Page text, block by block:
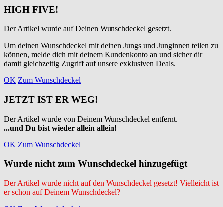
HIGH FIVE!
Der Artikel wurde auf Deinen Wunschdeckel gesetzt.
Um deinen Wunschdeckel mit deinen Jungs und Junginnen teilen zu
können, melde dich mit deinem Kundenkonto an und sicher dir
damit gleichzeitig Zugriff auf unsere exklusiven Deals.
OK Zum Wunschdeckel
JETZT IST ER WEG!
Der Artikel wurde von Deinem Wunschdeckel entfernt.
...und Du bist wieder allein allein!
OK Zum Wunschdeckel
Wurde nicht zum Wunschdeckel hinzugefügt
Der Artikel wurde nicht auf den Wunschdeckel gesetzt! Vielleicht ist
er schon auf Deinem Wunschdeckel?